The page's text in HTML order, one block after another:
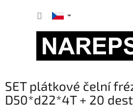
SET plátkové čelní
D50*d22*4T + 20